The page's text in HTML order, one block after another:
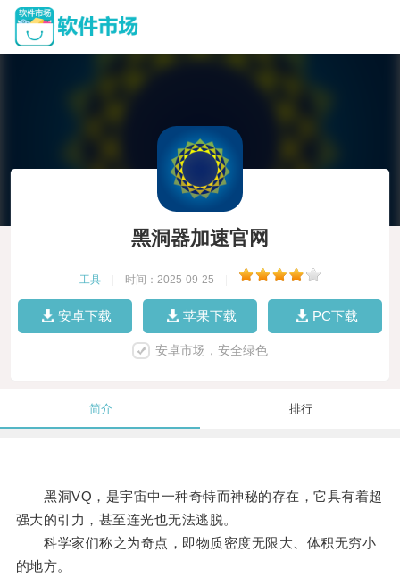
黑洞器加速官网
工具 时间：2025-09-25
安卓下载 苹果下载 PC下载
安卓市场，安全绿色
简介 排行
黑洞VQ，是宇宙中一种奇特而神秘的存在，它具有着超
强大的引力，甚至连光也无法逃脱。
科学家们称之为奇点，即物质密度无限大、体积无穷小
的地方。